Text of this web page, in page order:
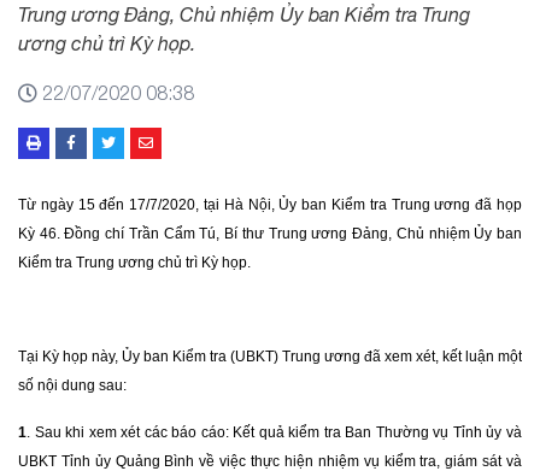
Trung ương Đảng, Chủ nhiệm Ủy ban Kiểm tra Trung
ương chủ trì Kỳ họp.
22/07/2020 08:38
Từ ngày 15 đến 17/7/2020, tại Hà Nội, Ủy ban Kiểm tra Trung ương đã họp
Kỳ 46. Đồng chí Trần Cẩm Tú, Bí thư Trung ương Đảng, Chủ nhiệm Ủy ban
Kiểm tra Trung ương chủ trì Kỳ họp.
Tại Kỳ họp này, Ủy ban Kiểm tra (UBKT) Trung ương đã xem xét, kết luận một
số nội dung sau:
1. Sau khi xem xét các báo cáo: Kết quả kiểm tra Ban Thường vụ Tỉnh ủy và
UBKT Tỉnh ủy Quảng Bình về việc thực hiện nhiệm vụ kiểm tra, giám sát và